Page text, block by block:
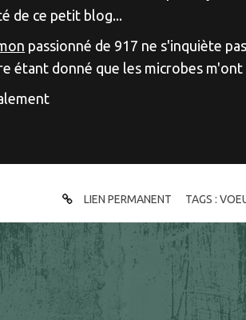
de ce petit blog...
passionné de 917 ne s'inquiète
étant donné que les microbes
LIEN PERMANENT TAGS :